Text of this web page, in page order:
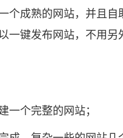
成熟的网站，并且自
键发布网站，不用另
个完整的网站；